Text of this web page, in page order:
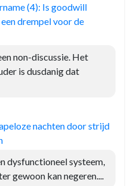
(4): Is goodwill
drempel voor de
non-discussie. Het
is dusdanig dat
nachten door strijd
dysfunctioneel systeem,
gewoon kan negeren....